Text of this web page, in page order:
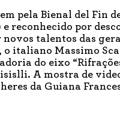
pela Bienal del Fin
reconhecido por
talentos das
o italiano Massimo
do eixo
A mostra de
da Guiana